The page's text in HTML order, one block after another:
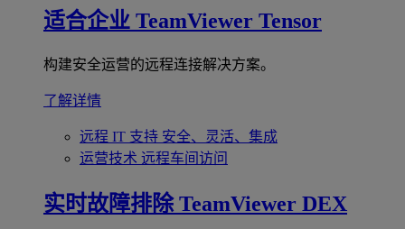
适合企业 TeamViewer Tensor
构建安全运营的远程连接解决方案。
了解详情
远程 IT 支持 安全、灵活、集成
运营技术 远程车间访问
实时故障排除 TeamViewer DEX